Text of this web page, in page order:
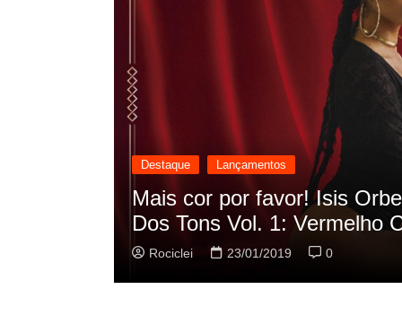
Destaque Lançamentos
Rashid vai buscar nos HQs
sua nova música
Rociclei 22/01/2019 0